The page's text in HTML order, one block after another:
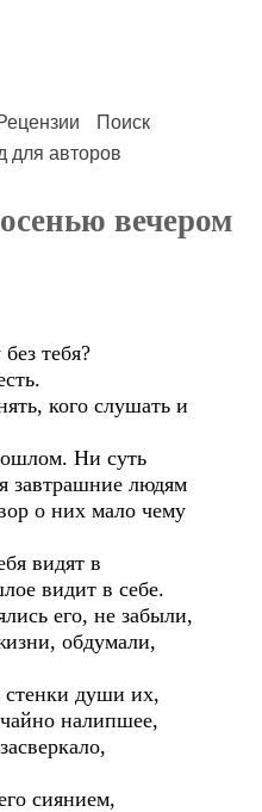
Поиск
для авторов
вечером
тебя?
кого слушать и
Ни суть
завтрашние людям
о них мало чему
видят в
видит в себе.
его, не забыли,
обдумали,
души их,
налипшее,
сиянием,